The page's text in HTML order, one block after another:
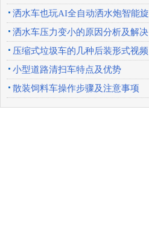
洒水车也玩AI全自动洒水炮智能旋
转喷头优势特点
洒水车压力变小的原因分析及解决
办法
压缩式垃圾车的几种后装形式视频
展示
小型道路清扫车特点及优势
散装饲料车操作步骤及注意事项